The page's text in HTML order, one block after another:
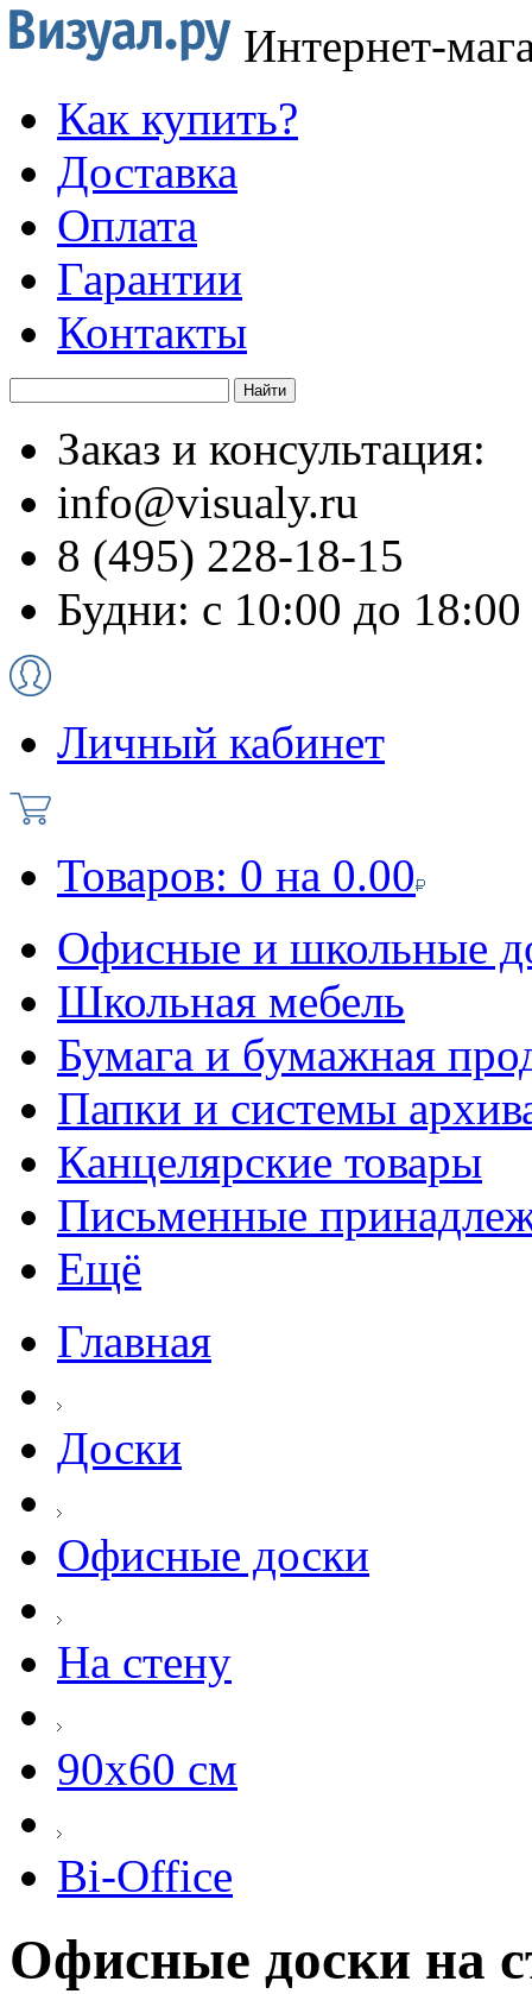
Интернет-
Как купить?
Доставка
Оплата
Гарантии
Контакты
Заказ и консультация:
info@visualy.ru
8 (495) 228-18-15
Будни: с 10:00 до 18:00
Личный кабинет
Товаров: 0 на 0.00
Офисные и школьные
Школьная мебель
Бумага и бумажная
Папки и системы
Канцелярские товары
Письменные
Ещё
Главная
Доски
Офисные доски
На стену
90х60 см
Bi-Office
Офисные доски на